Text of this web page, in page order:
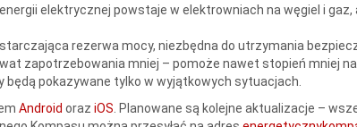
elektrycznej powstaje w elektrowniach na węgiel i gaz,
rezerwa mocy, niezbędna do utrzymania
zapotrzebowania mniej – pomoże nawet stopień mniej na
pokazywane tylko w wyjątkowych sytuacjach.
Android oraz iOS . Planowane są kolejne aktualizacje –